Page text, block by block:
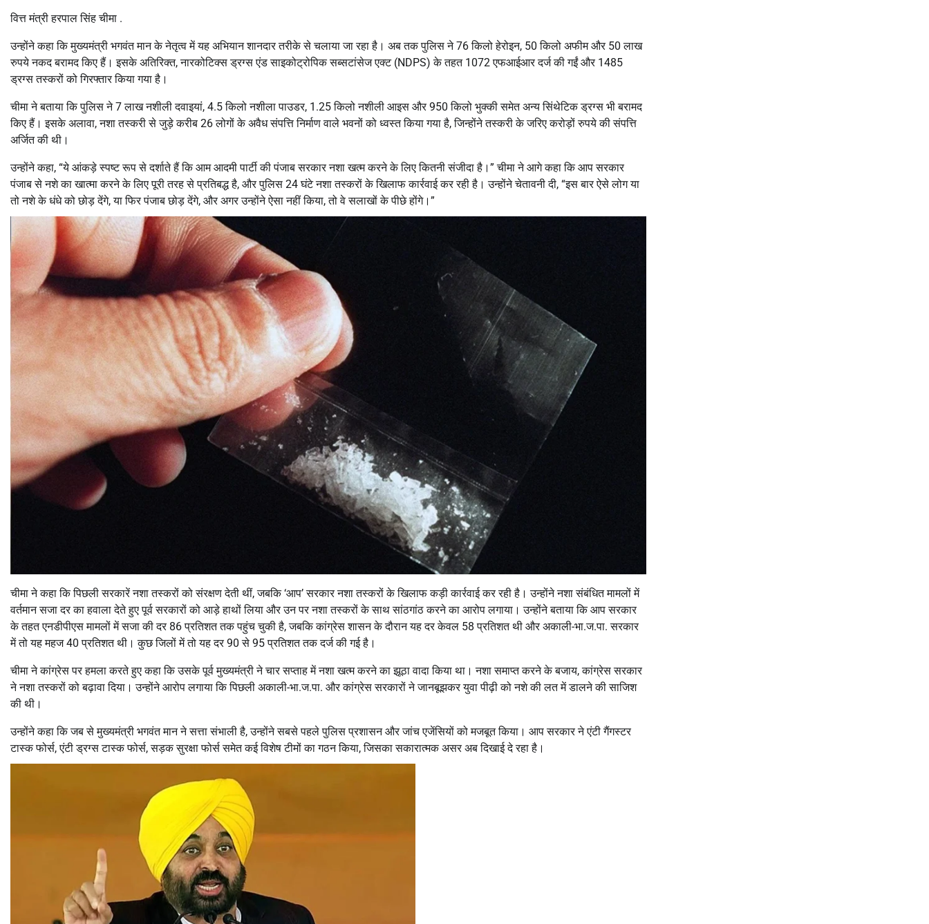
वित्त मंत्री हरपाल सिंह चीमा .
उन्होंने कहा कि मुख्यमंत्री भगवंत मान के नेतृत्व में यह अभियान शानदार तरीके से चलाया जा रहा है। अब तक पुलिस ने 76 किलो हेरोइन, 50 किलो अफीम और 50 लाख
रुपये नकद बरामद किए हैं। इसके अतिरिक्त, नारकोटिक्स ड्रग्स एंड साइकोट्रोपिक सब्सटांसेज एक्ट (NDPS) के तहत 1072 एफआईआर दर्ज की गईं और 1485
ड्रग्स तस्करों को गिरफ्तार किया गया है।
चीमा ने बताया कि पुलिस ने 7 लाख नशीली दवाइयां, 4.5 किलो नशीला पाउडर, 1.25 किलो नशीली आइस और 950 किलो भुक्की समेत अन्य सिंथेटिक ड्रग्स भी बरामद
किए हैं। इसके अलावा, नशा तस्करी से जुड़े करीब 26 लोगों के अवैध संपत्ति निर्माण वाले भवनों को ध्वस्त किया गया है, जिन्होंने तस्करी के जरिए करोड़ों रुपये की संपत्ति
अर्जित की थी।
उन्होंने कहा, “ये आंकड़े स्पष्ट रूप से दर्शाते हैं कि आम आदमी पार्टी की पंजाब सरकार नशा खत्म करने के लिए कितनी संजीदा है।” चीमा ने आगे कहा कि आप सरकार
पंजाब से नशे का खात्मा करने के लिए पूरी तरह से प्रतिबद्ध है, और पुलिस 24 घंटे नशा तस्करों के खिलाफ कार्रवाई कर रही है। उन्होंने चेतावनी दी, “इस बार ऐसे लोग या
तो नशे के धंधे को छोड़ देंगे, या फिर पंजाब छोड़ देंगे, और अगर उन्होंने ऐसा नहीं किया, तो वे सलाखों के पीछे होंगे।”
चीमा ने कहा कि पिछली सरकारें नशा तस्करों को संरक्षण देती थीं, जबकि ‘आप’ सरकार नशा तस्करों के खिलाफ कड़ी कार्रवाई कर रही है। उन्होंने नशा संबंधित मामलों में
वर्तमान सजा दर का हवाला देते हुए पूर्व सरकारों को आड़े हाथों लिया और उन पर नशा तस्करों के साथ सांठगांठ करने का आरोप लगाया। उन्होंने बताया कि आप सरकार
के तहत एनडीपीएस मामलों में सजा की दर 86 प्रतिशत तक पहुंच चुकी है, जबकि कांग्रेस शासन के दौरान यह दर केवल 58 प्रतिशत थी और अकाली-भा.ज.पा. सरकार
में तो यह महज 40 प्रतिशत थी। कुछ जिलों में तो यह दर 90 से 95 प्रतिशत तक दर्ज की गई है।
चीमा ने कांग्रेस पर हमला करते हुए कहा कि उसके पूर्व मुख्यमंत्री ने चार सप्ताह में नशा खत्म करने का झूठा वादा किया था। नशा समाप्त करने के बजाय, कांग्रेस सरकार
ने नशा तस्करों को बढ़ावा दिया। उन्होंने आरोप लगाया कि पिछली अकाली-भा.ज.पा. और कांग्रेस सरकारों ने जानबूझकर युवा पीढ़ी को नशे की लत में डालने की साजिश
की थी।
उन्होंने कहा कि जब से मुख्यमंत्री भगवंत मान ने सत्ता संभाली है, उन्होंने सबसे पहले पुलिस प्रशासन और जांच एजेंसियों को मजबूत किया। आप सरकार ने एंटी गैंगस्टर
टास्क फोर्स, एंटी ड्रग्स टास्क फोर्स, सड़क सुरक्षा फोर्स समेत कई विशेष टीमों का गठन किया, जिसका सकारात्मक असर अब दिखाई दे रहा है।